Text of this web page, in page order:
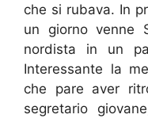
che si rubava. In
un giorno venne
nordista in un
Interessante la
che pare aver
segretario